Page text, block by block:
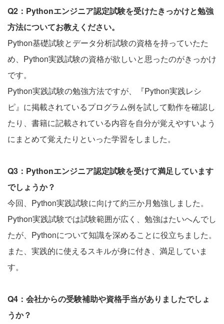
Q2：Pythonエンジニア認定試験を受けたきっかけと勉強
方法についてお教えください。
Python基礎試験とデータ分析試験の資格を持っていたた
め、Python実践試験の資格が欲しいと思ったのがきっかけ
です。
Python実践試験の勉強方法ですが、『Python実践レシ
ピ』に掲載されているプログラム例を試して動作を確認し
たり、書籍に記載されている内容を自分が覚えやすいよう
にまとめて覚えたりといった学習をしました。
Q3：Pythonエンジニア認定試験を受けて満足しています
でしょうか？
今回、Python実践試験に向けて約三か月勉強しました。
Python実践試験では試験範囲が広く、勉強はたいへんでし
たが、Pythonについて知識を深めることに役立ちました。
また、実践的に使えるスキルが身に付き、満足していま
す。
Q4：会社からの受験補助や資格手当がありましたでしょ
うか？